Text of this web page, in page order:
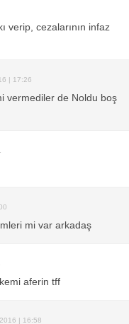
verip, cezalarının infaz
| 17:26
vermediler de Noldu boş
mi var arkadaş
aferin tff
| 16:58